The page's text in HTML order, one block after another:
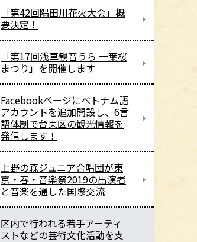
「第42回隅田川花火大会」概
要決定！
「第17回浅草観音うら 一葉桜
まつり」を開催します
Facebookページにベトナム語
アカウントを追加開設し、6言
語体制で台東区の観光情報を
発信します！
上野の森ジュニア合唱団が東
京・春・音楽祭2019の出演者
と音楽を通した国際交流
区内で行われる若手アーティ
ストなどの芸術文化活動を支